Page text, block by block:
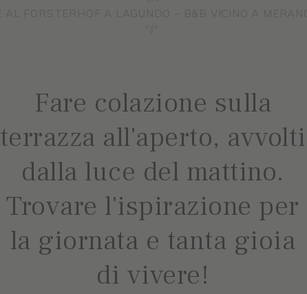
Fare colazione sulla
terrazza all'aperto, avvolti
dalla luce del mattino.
Trovare l'ispirazione per
la giornata e tanta gioia
di vivere!